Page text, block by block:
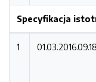
Specyfikacja
1